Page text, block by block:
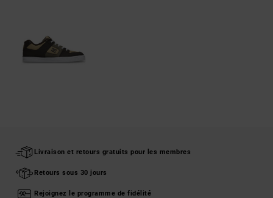
Livraison et retours gratuits pour les membres
Retours sous 30 jours
Rejoignez le programme de fidélité